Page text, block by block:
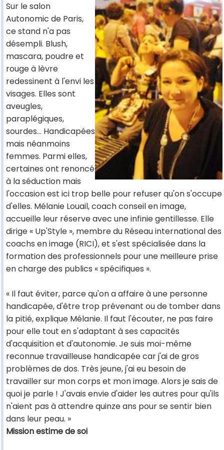
Sur le salon
Autonomic de Paris,
ce stand n'a pas
désempli. Blush,
mascara, poudre et
rouge à lèvre
redessinent à l'envi les
visages. Elles sont
aveugles,
paraplégiques,
sourdes... Handicapées
mais néanmoins
femmes. Parmi elles,
certaines ont renoncé
à la séduction mais
l'occasion est ici trop belle pour refuser qu'on s'occupe
d'elles. Mélanie Louail, coach conseil en image,
accueille leur réserve avec une infinie gentillesse. Elle
dirige « Up'Style », membre du Réseau international des
coachs en image (RICI), et s'est spécialisée dans la
formation des professionnels pour une meilleure prise
en charge des publics « spécifiques ».
« Il faut éviter, parce qu'on a affaire à une personne
handicapée, d'être trop prévenant ou de tomber dans
la pitié, explique Mélanie. Il faut l'écouter, ne pas faire
pour elle tout en s'adaptant à ses capacités
d'acquisition et d'autonomie. Je suis moi-même
reconnue travailleuse handicapée car j'ai de gros
problèmes de dos. Très jeune, j'ai eu besoin de
travailler sur mon corps et mon image. Alors je sais de
quoi je parle ! J'avais envie d'aider les autres pour qu'ils
n'aient pas à attendre quinze ans pour se sentir bien
dans leur peau. »
Mission estime de soi